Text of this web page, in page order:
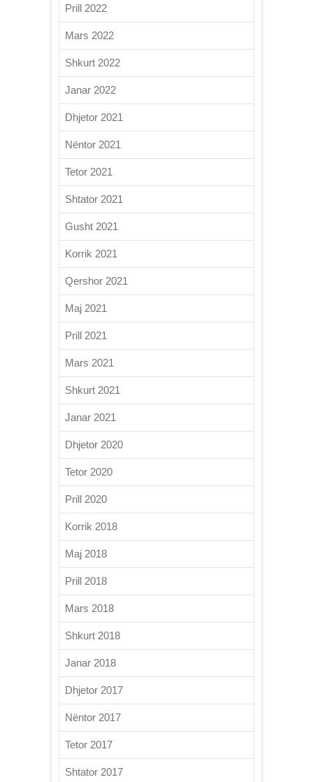
Prill 2022
Mars 2022
Shkurt 2022
Janar 2022
Dhjetor 2021
Nëntor 2021
Tetor 2021
Shtator 2021
Gusht 2021
Korrik 2021
Qershor 2021
Maj 2021
Prill 2021
Mars 2021
Shkurt 2021
Janar 2021
Dhjetor 2020
Tetor 2020
Prill 2020
Korrik 2018
Maj 2018
Prill 2018
Mars 2018
Shkurt 2018
Janar 2018
Dhjetor 2017
Nëntor 2017
Tetor 2017
Shtator 2017